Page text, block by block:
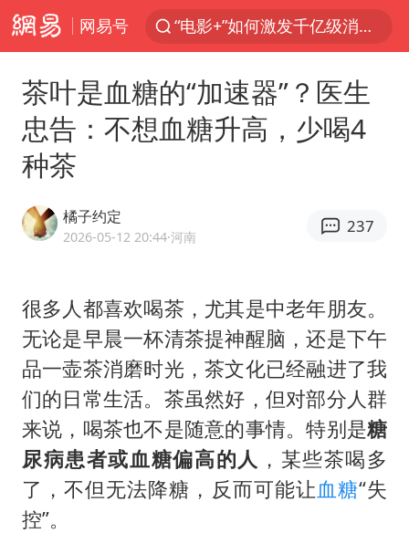
网易号
“电影+”如何激发千亿级消费新活力？
中国女篮70-67险胜尼日利亚女篮
秋天的第一杯奶茶到底有多火
U17国足点球大战淘汰河床晋级决赛
美股存储板块集体大跌
国乒男单横滨冠军赛全军覆没
38岁演员求职万岁山NPC成功
茶叶是血糖的“加速器”？医生
忠告：不想血糖升高，少喝4
种茶
橘子约定
2026-05-12 20:44·河南
237
很多人都喜欢喝茶，尤其是中老年朋友。
无论是早晨一杯清茶提神醒脑，还是下午
品一壶茶消磨时光，茶文化已经融进了我
们的日常生活。茶虽然好，但对部分人群
来说，喝茶也不是随意的事情。特别是糖
尿病患者或血糖偏高的人 ，某些茶喝多
了，不但无法降糖，反而可能让血糖“失
控”。